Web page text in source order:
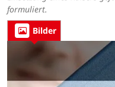
formuliert.
Bilder